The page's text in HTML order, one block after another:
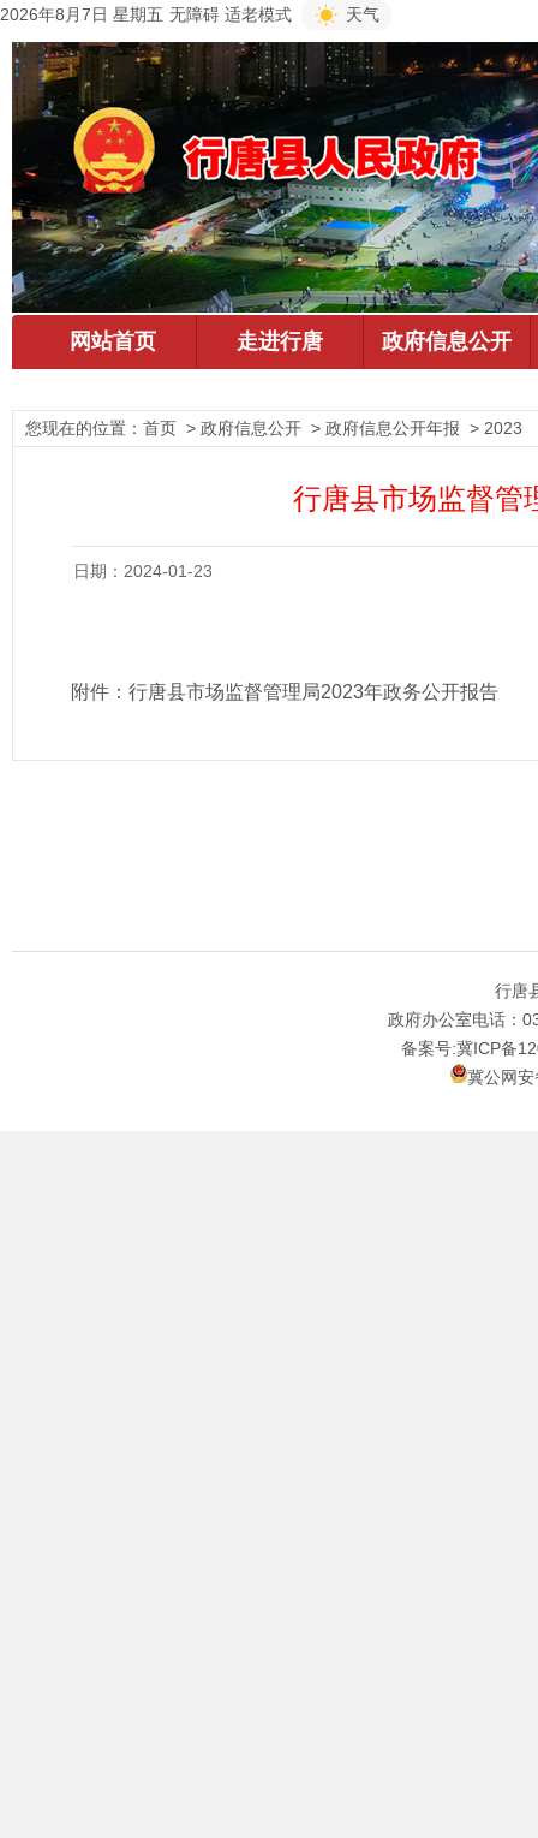
2026年8月7日 星期五 无障碍 适老模式 天气
您现在的位置： 首页 > 政府信息公开 > 政府信息公开年报 > 2023
行唐县市场监督管
日期：2024-01-23
附件： 行唐县市场监督管理局2023年政务公开报告